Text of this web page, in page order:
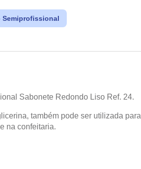
Semiprofissional
Sabonete Redondo Liso Ref. 24.
também pode ser utilizada para
na confeitaria.